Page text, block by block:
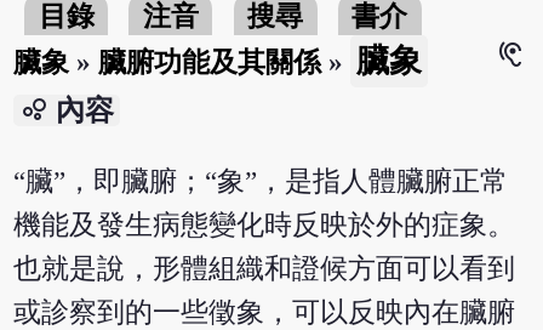
目錄 注音 搜尋
書介
臟象 » 臟腑功能及其關係 » 臟象
hearing
bubble_chart 內容
“臟”，即臟腑；“象”，是指人體臟腑正常
機能及發生病態變化時反映於外的症象。
也就是說，形體組織和證候方面可以看到
或診察到的一些徵象，可以反映內在臟腑